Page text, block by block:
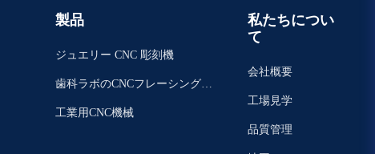
製品
ジュエリー CNC 彫刻機
歯科ラボのCNCフレーシングマ
シン
工業用CNC機械
私たちについ
て
会社概要
工場見学
品質管理